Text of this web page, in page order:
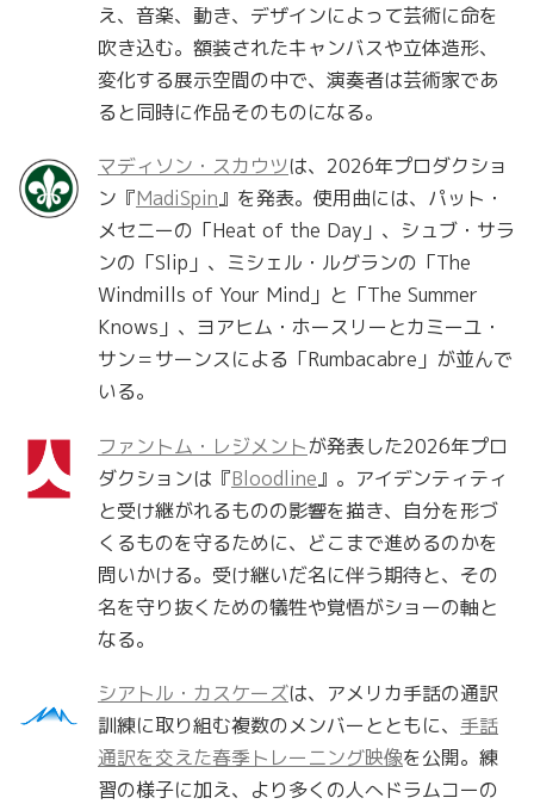
え、音楽、動き、デザインによって芸術に命を
吹き込む。額装されたキャンバスや立体造形、
変化する展示空間の中で、演奏者は芸術家であ
ると同時に作品そのものになる。
マディソン・スカウツは、2026年プロダクショ
ン『MadiSpin』を発表。使用曲には、パット・
メセニーの「Heat of the Day」、シュブ・サラ
ンの「Slip」、ミシェル・ルグランの「The
Windmills of Your Mind」と「The Summer
Knows」、ヨアヒム・ホースリーとカミーユ・
サン＝サーンスによる「Rumbacabre」が並んで
いる。
ファントム・レジメントが発表した2026年プロ
ダクションは『Bloodline』。アイデンティティ
と受け継がれるものの影響を描き、自分を形づ
くるものを守るために、どこまで進めるのかを
問いかける。受け継いだ名に伴う期待と、その
名を守り抜くための犠牲や覚悟がショーの軸と
なる。
シアトル・カスケーズは、アメリカ手話の通訳
訓練に取り組む複数のメンバーとともに、 手話
通訳を交えた春季トレーニング映像を公開。練
習の様子に加え、より多くの人へドラムコーの